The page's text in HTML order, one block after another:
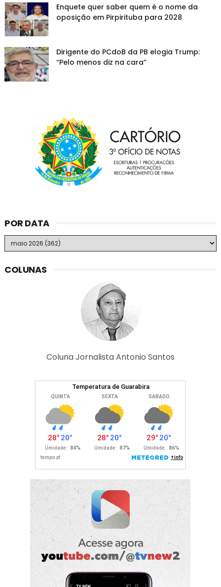
Enquete quer saber quem é o nome da
oposição em Pirpirituba para 2028
Dirigente do PCdoB da PB elogia Trump:
“Pelo menos diz na cara”
POR DATA
COLUNAS
Coluna Jornalista Antonio Santos